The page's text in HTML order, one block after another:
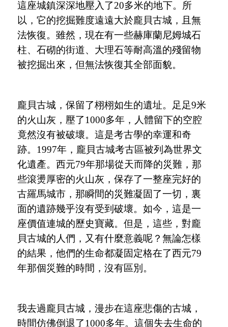
這座城鎮深深地壓入了20多米的地下。所
以，它的挖掘難度遠遠大於龐貝古城，且無
法恢復。雖然，現在有一些赫庫蘭尼姆城石
柱、石砌的街道、大理石等耐高溫的殘留物
被挖掘出來，但無法恢復其全部面貌。
龐貝古城，保留了栩栩如生的遺址。足足9米
的火山灰，壓了1000多年，人體留下的空腔
竟然沒有被破壞。這是考古學的幸運和奇
跡。1997年，龐貝古城考古區被列為世界文
化遺產。西元79年那場從天而降的災難，那
些滾燙厚密的火山灰，保存了一整座完好的
古羅馬城市，那瞬間的災難凝固了一切，裏
面的遺跡幾乎沒有受到破壞。如今，這是一
座價值連城的歷史寶藏。但是，這些，對龐
貝古城的人們，又有什麼意義呢？無論怎樣
的結果，他們的生命都凝固定格在了西元79
年那個災難的時間，沒有區別。
我去過龐貝古城，漫步在這座悲傷的古城，
時間仿佛倒退了1000多年。這個失去生命的